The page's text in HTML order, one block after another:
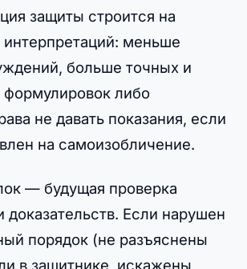
защиты строится на
меньше
больше точных и
либо
не давать показания, если
на самоизобличение.
— будущая проверка
доказательств. Если нарушен
порядок (не разъяснены
в защитнике, искажены